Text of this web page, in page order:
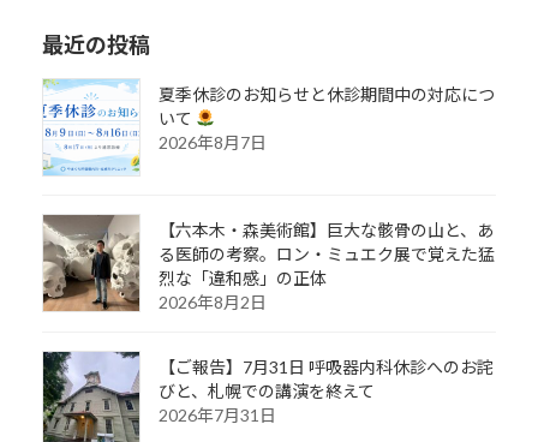
最近の投稿
夏季休診のお知らせと休診期間中の対応につ
いて
2026年8月7日
【六本木・森美術館】巨大な骸骨の山と、あ
る医師の考察。ロン・ミュエク展で覚えた猛
烈な「違和感」の正体
2026年8月2日
【ご報告】7月31日 呼吸器内科休診へのお詫
びと、札幌での講演を終えて
2026年7月31日